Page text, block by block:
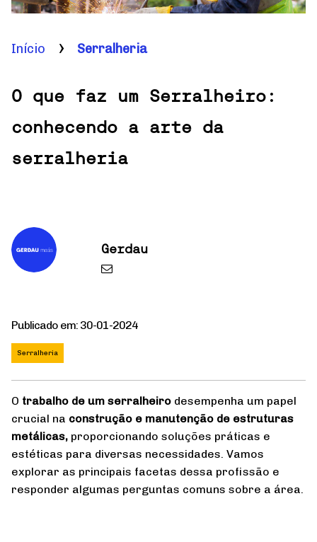
Início Serralheria
O que faz um Serralheiro:
conhecendo a arte da
serralheria
Gerdau
Publicado em: 30-01-2024
Serralheria
O trabalho de um serralheiro desempenha um papel
crucial na construção e manutenção de estruturas
metálicas, proporcionando soluções práticas e
estéticas para diversas necessidades. Vamos
explorar as principais facetas dessa profissão e
responder algumas perguntas comuns sobre a área.